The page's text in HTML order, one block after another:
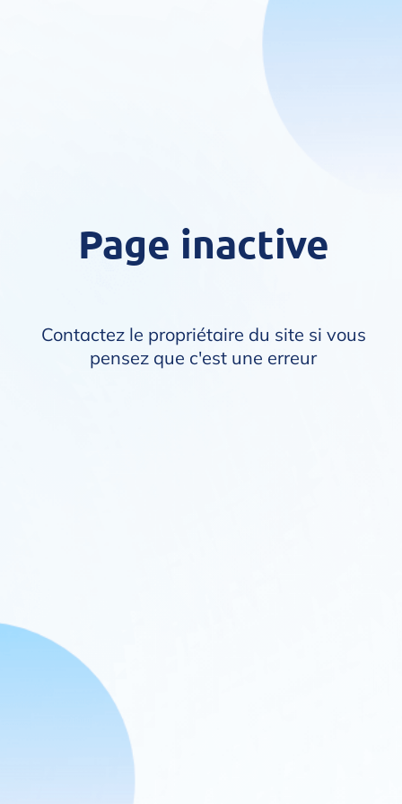
Page inactive
Contactez le propriétaire du site si vous
pensez que c'est une erreur